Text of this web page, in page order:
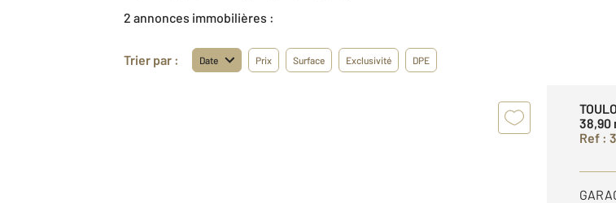
2 annonces immobilières :
Trier par : Date Prix Surface Exclusivité DPE
38,90
Ref :